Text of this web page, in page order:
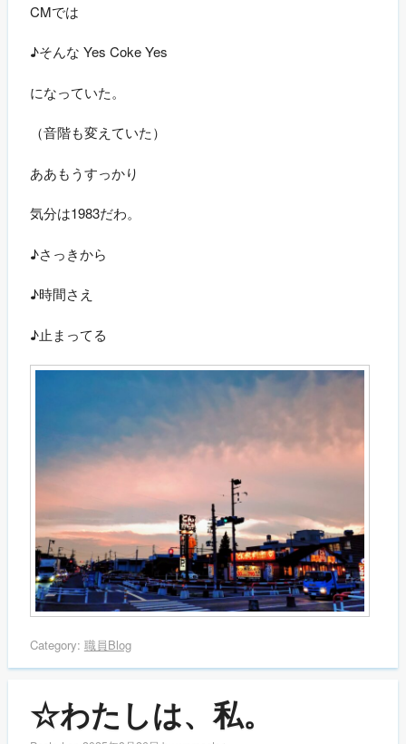
CMでは
♪そんな Yes Coke Yes
になっていた。
（音階も変えていた）
ああもうすっかり
気分は1983だわ。
♪さっきから
♪時間さえ
♪止まってる
Category: 職員Blog
☆わたしは、私。